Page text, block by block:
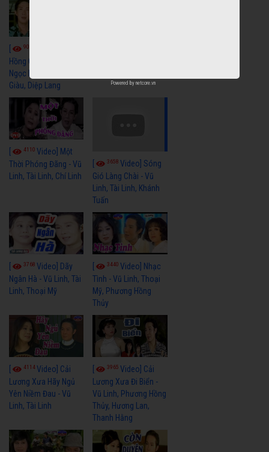
9059
Hồng Cài Áo - Vũ Linh,
Ngọc Huyền, Ngọc
Giàu, Diệp Lang
4110 Video] Một
Thời Phóng Đãng - Vũ
Linh, Tài Linh, Chí Linh
3658Video] Sóng
Gió Làng Chài - Vũ
Linh, Tài Linh, Khánh
Tuấn
3768 Video] Dãy
Ngân Hà - Vũ Linh, Tài
Linh, Thoại Mỹ
3440Video] Nhạc
Tình - Vũ Linh, Thoại
Mỹ, Phương Hồng
Thủy
4114Video] Cải
Lương Xưa Hãy Ngủ
Yên Niềm Đau - Vũ
Linh, Tài Linh
3965Video] Cải
Lương Xưa Đi Biển -
Vũ Linh, Phương Hồng
Thủy, Hương Lan,
Thanh Hằng
Powered by netcore.vn